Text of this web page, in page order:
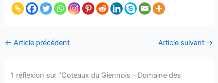
← Article précédent Article suivant →
1 réflexion sur “Coteaux du Giennois – Domaine des